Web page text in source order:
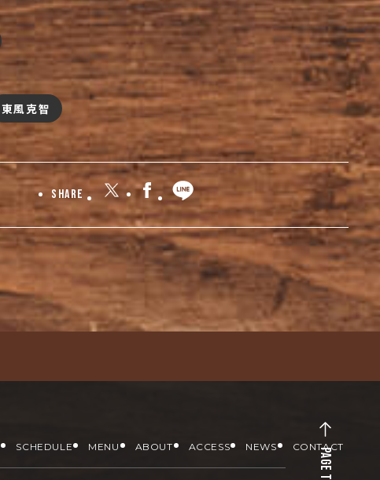
東風克智
Share
SCHEDULE MENU ABOUT ACCESS NEWS CONTACT
PAGE TOP